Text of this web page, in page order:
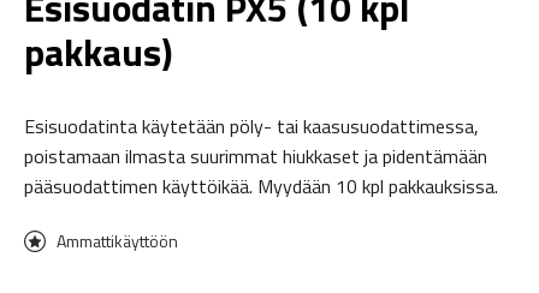
pakkaus)
Esisuodatinta käytetään pöly- tai kaasusuodattimessa,
poistamaan ilmasta suurimmat hiukkaset ja pidentämään
pääsuodattimen käyttöikää. Myydään 10 kpl pakkauksissa.
Ammattikäyttöön